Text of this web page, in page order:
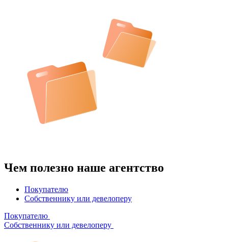
Чем полезно наше агентство
Покупателю
Собственнику или девелоперу
Покупателю
Собственнику или девелоперу